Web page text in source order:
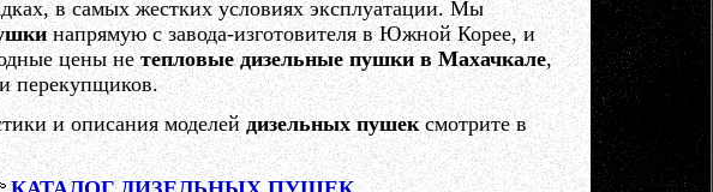
в самых жестких условиях эксплуатации. Мы
напрямую с завода-изготовителя в Южной Корее, и
цены нетепловые дизельные пушки в Махачкале,
перекупщиков.
и описания моделейдизельных пушексмотрите в